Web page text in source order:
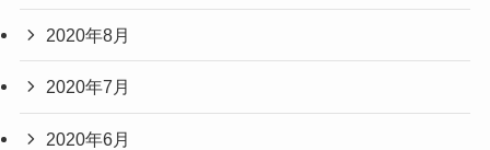
2020年8月
2020年7月
2020年6月